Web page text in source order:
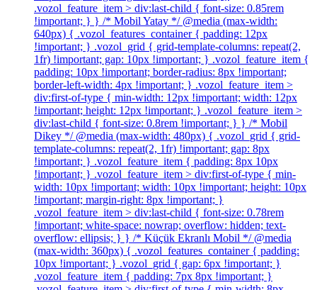
.vozol_feature_item > div:last-child { font-size: 0.85rem
!important; } } /* Mobil Yatay */ @media (max-width:
640px) { .vozol_features_container { padding: 12px
!important; } .vozol_grid { grid-template-columns: repeat(2,
1fr) !important; gap: 10px !important; } .vozol_feature_item {
padding: 10px !important; border-radius: 8px !important;
border-left-width: 4px !important; } .vozol_feature_item >
div:first-of-type { min-width: 12px !important; width: 12px
!important; height: 12px !important; } .vozol_feature_item >
div:last-child { font-size: 0.8rem !important; } } /* Mobil
Dikey */ @media (max-width: 480px) { .vozol_grid { grid-
template-columns: repeat(2, 1fr) !important; gap: 8px
!important; } .vozol_feature_item { padding: 8px 10px
!important; } .vozol_feature_item > div:first-of-type { min-
width: 10px !important; width: 10px !important; height: 10px
!important; margin-right: 8px !important; }
.vozol_feature_item > div:last-child { font-size: 0.78rem
!important; white-space: nowrap; overflow: hidden; text-
overflow: ellipsis; } } /* Küçük Ekranlı Mobil */ @media
(max-width: 360px) { .vozol_features_container { padding:
10px !important; } .vozol_grid { gap: 6px !important; }
.vozol_feature_item { padding: 7px 8px !important; }